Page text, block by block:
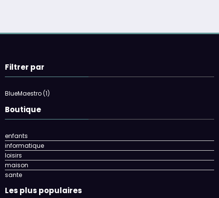
Filtrer par
BlueMaestro(1)
Boutique
enfants
informatique
loisirs
maison
sante
Les plus populaires